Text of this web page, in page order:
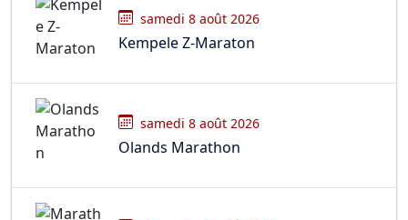
samedi 8 août 2026
Kempele Z-Maraton
samedi 8 août 2026
Olands Marathon